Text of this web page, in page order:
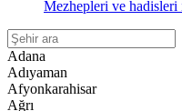
Mezhepleri ve
Adana
Adıyaman
Afyonkarahisar
Ağrı